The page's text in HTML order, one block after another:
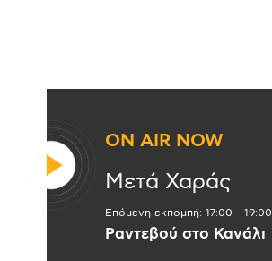
ON AIR NOW
Μετά Χαράς
Επόμενη εκπομπή: 17:00 - 19:00
Ραντεβού στο Κανάλι